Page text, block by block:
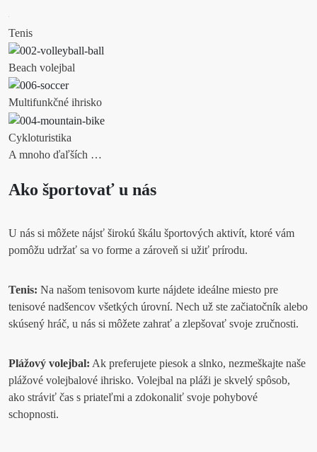
Tenis
Beach volejbal
Multifunkčné ihrisko
Cykloturistika
A mnoho ďaľších …
Ako športovať u nás
U nás si môžete nájsť širokú škálu športových aktivít, ktoré vám
pomôžu udržať sa vo forme a zároveň si užiť prírodu.
Tenis: Na našom tenisovom kurte nájdete ideálne miesto pre
tenisové nadšencov všetkých úrovní. Nech už ste začiatočník alebo
skúsený hráč, u nás si môžete zahrať a zlepšovať svoje zručnosti.
Plážový volejbal: Ak preferujete piesok a slnko, nezmeškajte naše
plážové volejbalové ihrisko. Volejbal na pláži je skvelý spôsob,
ako stráviť čas s priateľmi a zdokonaliť svoje pohybové
schopnosti.